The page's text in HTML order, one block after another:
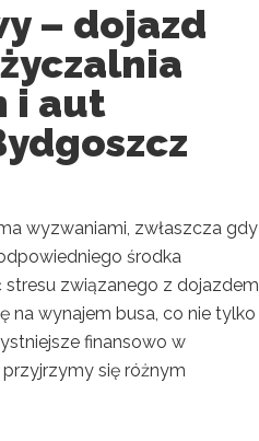
– dojazd
i aut
wyzwaniami, zwłaszcza gdy
środka
związanego z dojazdem
na wynajem busa, co nie tylko
finansowo w
się różnym